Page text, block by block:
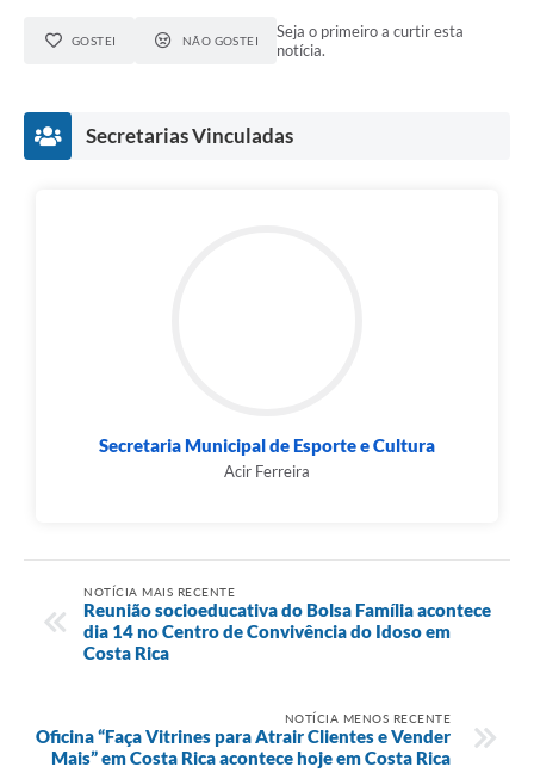
GOSTEI NÃO GOSTEI
Seja o primeiro a curtir esta
notícia.
Secretarias Vinculadas
Secretaria Municipal de Esporte e Cultura
Acir Ferreira
NOTÍCIA MAIS RECENTE
Reunião socioeducativa do Bolsa Família acontece
dia 14 no Centro de Convivência do Idoso em
Costa Rica
NOTÍCIA MENOS RECENTE
Oficina “Faça Vitrines para Atrair Clientes e Vender
Mais” em Costa Rica acontece hoje em Costa Rica